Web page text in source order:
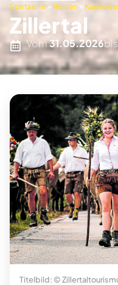
Startseite»Reisen»
Zillertal
Vom31.05.2026
Titelbild: ©